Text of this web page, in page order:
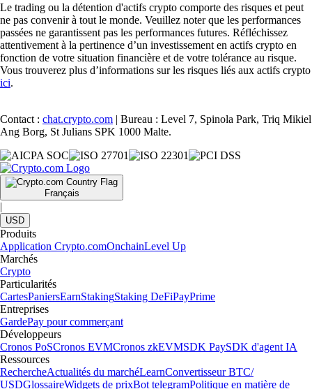
Le trading ou la détention d'actifs crypto comporte des risques et peut
ne pas convenir à tout le monde. Veuillez noter que les performances
passées ne garantissent pas les performances futures. Réfléchissez
attentivement à la pertinence d’un investissement en actifs crypto en
fonction de votre situation financière et de votre tolérance au risque.
Vous trouverez plus d’informations sur les risques liés aux actifs crypto
ici.
Contact : chat.crypto.com | Bureau : Level 7, Spinola Park, Triq Mikiel
Ang Borg, St Julians SPK 1000 Malte.
Français
|
USD
Produits
Application Crypto.comOnchainLevel Up
Marchés
Crypto
Particularités
CartesPaniersEarnStakingStaking DeFiPayPrime
Entreprises
GardePay pour commerçant
Développeurs
Cronos PoSCronos EVMCronos zkEVMSDK PaySDK d'agent IA
Ressources
RechercheActualités du marchéLearnConvertisseur BTC/
USDGlossaireWidgets de prixBot telegramPolitique en matière de